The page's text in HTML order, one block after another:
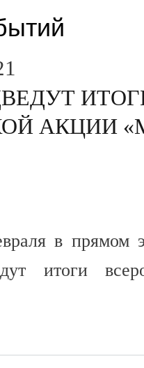
АКЦИИ
в прямом
итоги